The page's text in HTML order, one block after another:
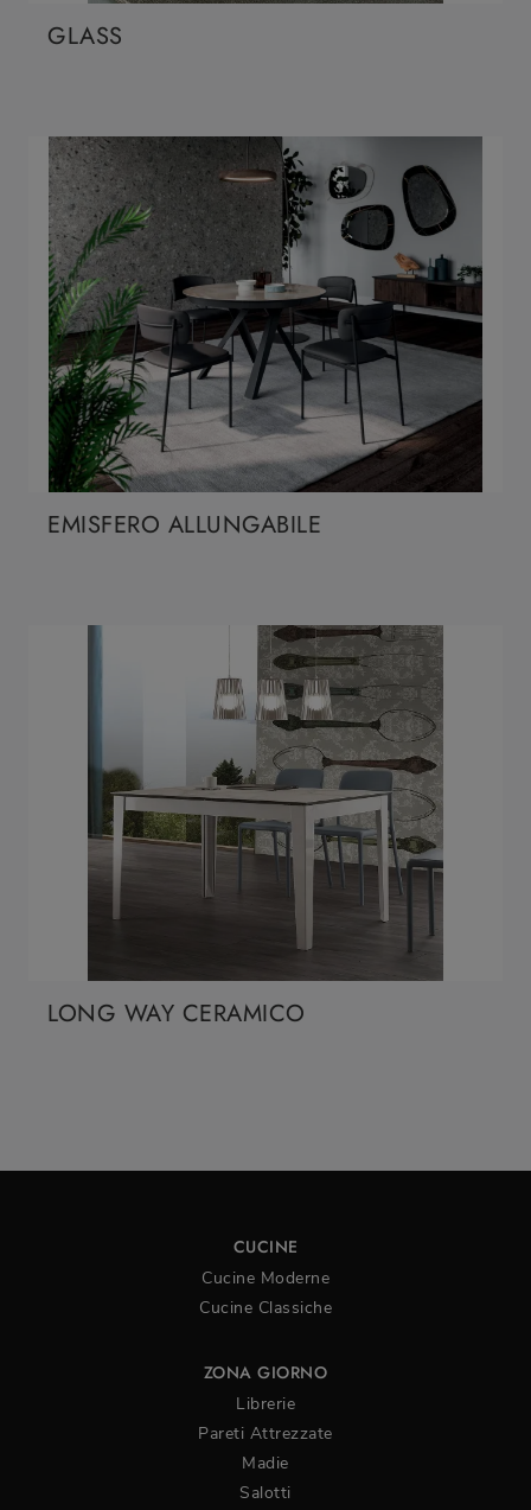
GLASS
EMISFERO ALLUNGABILE
LONG WAY CERAMICO
CUCINE
Cucine Moderne
Cucine Classiche
ZONA GIORNO
Librerie
Pareti Attrezzate
Madie
Salotti